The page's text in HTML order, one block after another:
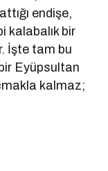
endişe,
kalabalık bir
İşte tam bu
Eyüpsultan
kalmaz;